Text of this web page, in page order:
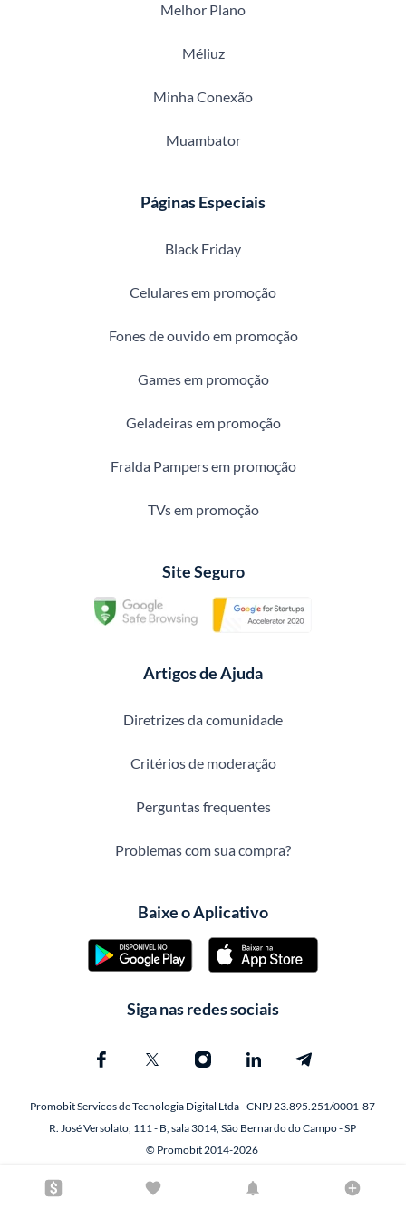
Melhor Plano
Méliuz
Minha Conexão
Muambator
Páginas Especiais
Black Friday
Celulares em promoção
Fones de ouvido em promoção
Games em promoção
Geladeiras em promoção
Fralda Pampers em promoção
TVs em promoção
Site Seguro
Artigos de Ajuda
Diretrizes da comunidade
Critérios de moderação
Perguntas frequentes
Problemas com sua compra?
Baixe o Aplicativo
Siga nas redes sociais
Promobit Servicos de Tecnologia Digital Ltda - CNPJ 23.895.251/0001-87
R. José Versolato, 111 - B, sala 3014, São Bernardo do Campo - SP
© Promobit 2014-2026